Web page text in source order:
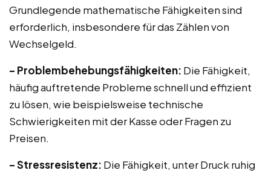
Grundlegende mathematische Fähigkeiten sind
erforderlich, insbesondere für das Zählen von
Wechselgeld.
– Problembehebungsfähigkeiten: Die Fähigkeit,
häufig auftretende Probleme schnell und effizient
zu lösen, wie beispielsweise technische
Schwierigkeiten mit der Kasse oder Fragen zu
Preisen.
– Stressresistenz: Die Fähigkeit, unter Druck ruhig